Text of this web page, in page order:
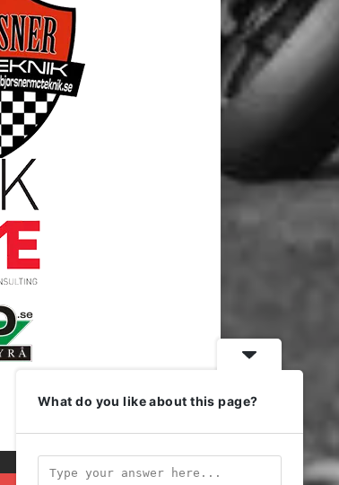
What do you like about this page?